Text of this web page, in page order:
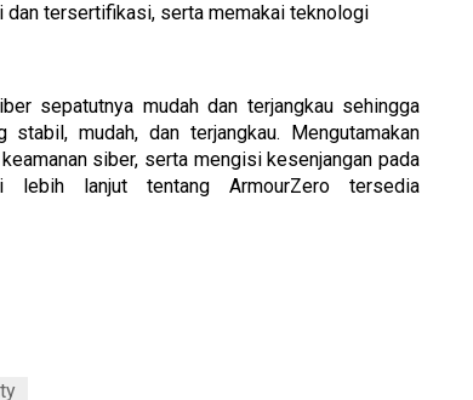
dan tersertifikasi, serta memakai teknologi
sepatutnya mudah dan terjangkau sehingga
mudah, dan terjangkau. Mengutamakan
siber, serta mengisi kesenjangan pada